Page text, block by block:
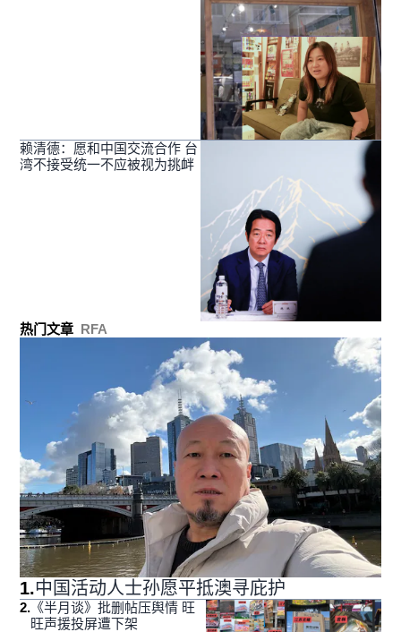
赖清德：愿和中国交流合作 台
湾不接受统一不应被视为挑衅
热门文章 RFA
1.中国活动人士孙愿平抵澳寻庇护
2. 《半月谈》批删帖压舆情 旺
旺声援投屏遭下架